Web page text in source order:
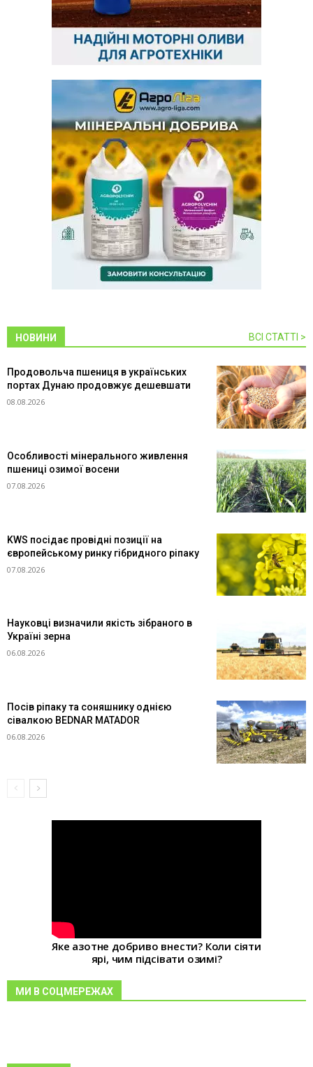
НОВИНИ ВСІ СТАТТІ >
Продовольча пшениця в українських
портах Дунаю продовжує дешевшати
08.08.2026
Особливості мінерального живлення
пшениці озимої восени
07.08.2026
KWS посідає провідні позиції на
європейському ринку гібридного ріпаку
07.08.2026
Науковці визначили якість зібраного в
Україні зерна
06.08.2026
Посів ріпаку та соняшнику однією
сівалкою BEDNAR MATADOR
06.08.2026
Яке азотне добриво внести? Коли сіяти
ярі, чим підсівати озимі?
МИ В СОЦМЕРЕЖАХ